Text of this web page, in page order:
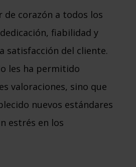
corazón a todos los
fiabilidad y
satisfacción del cliente.
les ha permitido
valoraciones, sino que
nuevos estándares
estrés en los